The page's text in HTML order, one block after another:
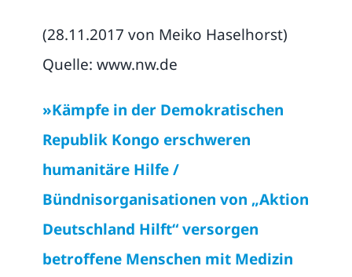
(28.11.2017 von Meiko Haselhorst)
Quelle: www.nw.de
»Kämpfe in der Demokratischen
Republik Kongo erschweren
humanitäre Hilfe /
Bündnisorganisationen von „Aktion
Deutschland Hilft“ versorgen
betroffene Menschen mit Medizin